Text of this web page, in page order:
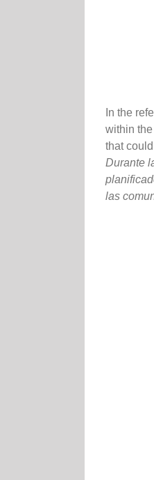
In the
within
that
Durante
las